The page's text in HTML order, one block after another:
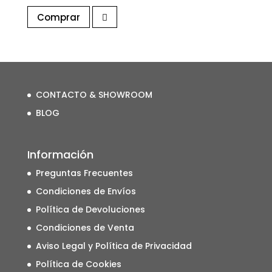
precio
original
era:
precio
actual
es:
Comprar
CONTACTO & SHOWROOM
BLOG
Información
Preguntas Frecuentes
Condiciones de Envíos
Política de Devoluciones
Condiciones de Venta
Aviso Legal y Política de Privacidad
Política de Cookies